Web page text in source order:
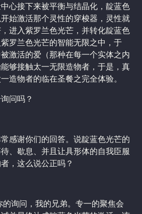
心接下来被平衡与结晶化，靛蓝色
始激活那个灵性的穿梭器，灵性就
进入紫罗兰色光芒，并转化靛蓝色
罗兰色光芒的智能无限之中，于
激活的爱（那种在每一个实体之内
够接触太一无限造物者，于是，真
造物者的临在圣餐之完全体验。
问吗？
感谢你们的回答。说靛蓝色光芒的
、歇息、并且让具形体的自我臣服
，这么说公正吗？
的询问，我的兄弟。专一的聚焦会